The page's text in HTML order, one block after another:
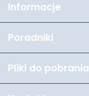
Informacje
Poradniki
Pliki do pobrania